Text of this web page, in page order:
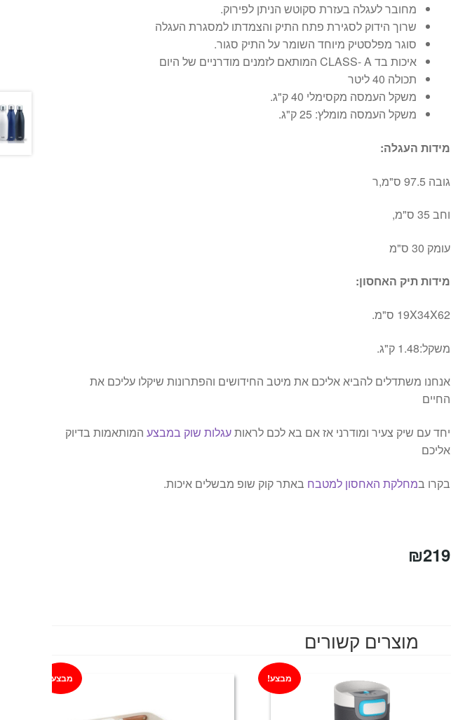
מחובר לעגלה בעזרת סקוטש הניתן לפירוק.
שרוך הידוק לסגירת פתח התיק והצמדתו למסגרת העגלה
סוגר מפלסטיק מיוחד השומר על התיק סגור.
איכות בד CLASS- A המותאם לזמנים מודרניים של היום
תכולה 40 ליטר
משקל העמסה מקסימלי 40 ק"ג.
משקל העמסה מומלץ: 25 ק"ג.
מידות העגלה:
גובה 97.5 ס"מ,ר
וחב 35 ס"מ,
עומק 30 ס"מ
מידות תיק האחסון:
19X34X62 ס"מ.
משקל:1.48 ק"ג.
אנחנו משתדלים להביא אליכם את מיטב החידושים והפתרונות שיקלו עליכם את
החיים
יחד עם שיק צעיר ומודרני אז אם בא לכם לראותעגלות שוק במבצע המותאמות בדיוק
אליכם
בקרו במחלקת האחסון למטבח באתר קוק שופ מבשלים איכות.
₪219
מוצרים קשורים
מבצע! מבצע!